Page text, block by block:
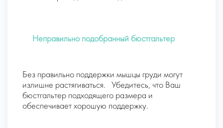
Неправильно подобранный бюстгальтер
Без правильно поддержки мышцы груди могут
излишне растягиваться. Убедитесь, что Ваш
бюстгальтер подходящего размера и
обеспечивает хорошую поддержку.